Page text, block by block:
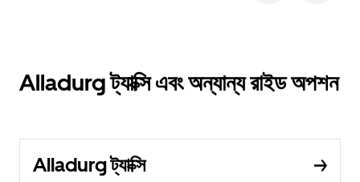
Alladurg ট্যাক্সি এবং অন্যান্য রাইড অপশন
Alladurg ট্যাক্সি